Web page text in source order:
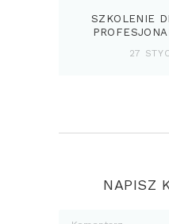
SZKOLENIE
27
NAPISZ